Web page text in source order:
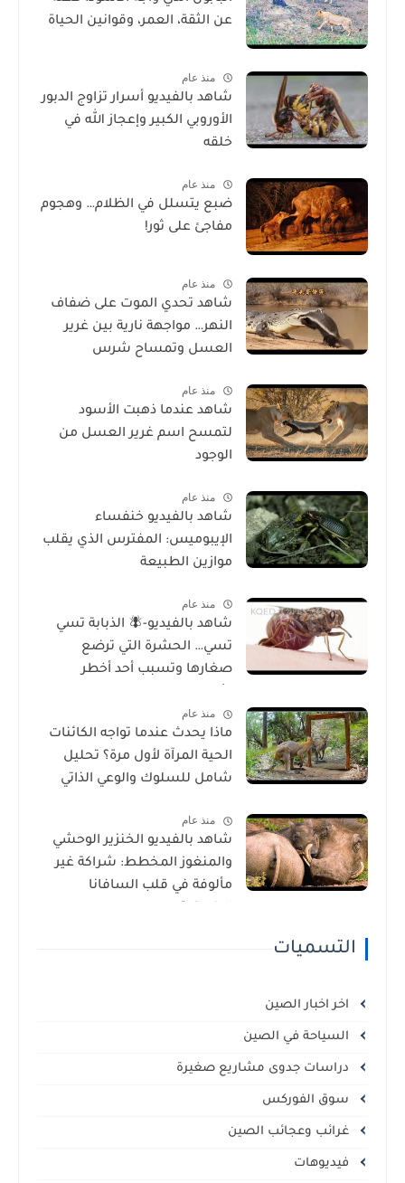
عن الثقة، العمر، وقوانين الحياة
منذ عام
شاهد بالفيديو أسرار تزاوج الدبور
الأوروبي الكبير وإعجاز الله في
خلقه
منذ عام
ضبع يتسلل في الظلام… وهجوم
مفاجئ على ثور!
منذ عام
شاهد تحدي الموت على ضفاف
النهر… مواجهة نارية بين غرير
العسل وتمساح شرس
منذ عام
شاهد عندما ذهبت الأسود
لتمسح اسم غرير العسل من
الوجود
منذ عام
شاهد بالفيديو خنفساء
الإيبوميس: المفترس الذي يقلب
موازين الطبيعة
منذ عام
شاهد بالفيديو-🪰 الذبابة تسي
تسي… الحشرة التي ترضع
صغارها وتسبب أحد أخطر
منذ عام
ماذا يحدث عندما تواجه الكائنات
الحية المرآة لأول مرة؟ تحليل
شامل للسلوك والوعي الذاتي
منذ عام
شاهد بالفيديو الخنزير الوحشي
والمنغوز المخطط: شراكة غير
مألوفة في قلب السافانا
التسميات
اخر اخبار الصين
السياحة في الصين
دراسات جدوى مشاريع صغيرة
سوق الفوركس
غرائب وعجائب الصين
فيديوهات